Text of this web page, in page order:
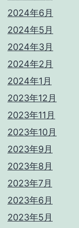
2024年6月
2024年5月
2024年3月
2024年2月
2024年1月
2023年12月
2023年11月
2023年10月
2023年9月
2023年8月
2023年7月
2023年6月
2023年5月